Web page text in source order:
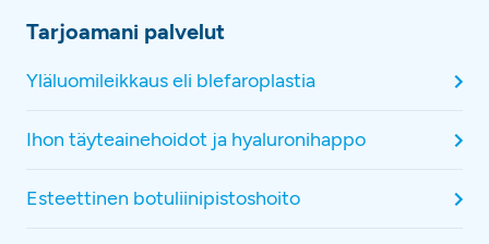
Tarjoamani palvelut
Yläluomileikkaus eli blefaroplastia
Ihon täyteainehoidot ja hyaluronihappo
Esteettinen botuliinipistoshoito